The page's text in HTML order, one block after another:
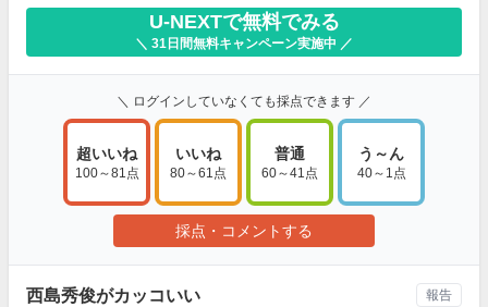
U-NEXTで無料でみる
＼ 31日間無料キャンペーン実施中 ／
＼ ログインしていなくても採点できます ／
超いいね
100～81点
いいね
80～61点
普通
60～41点
う～ん
40～1点
採点・コメントする
西島秀俊がカッコいい 報告